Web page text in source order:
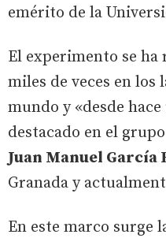
emérito de la
El experimento se ha
miles de veces en
mundo y «desde
destacado en el
Juan Manuel García
Granada y
En este marco surge